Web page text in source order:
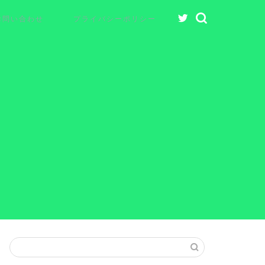
問い合わせ プライバシーポリシー